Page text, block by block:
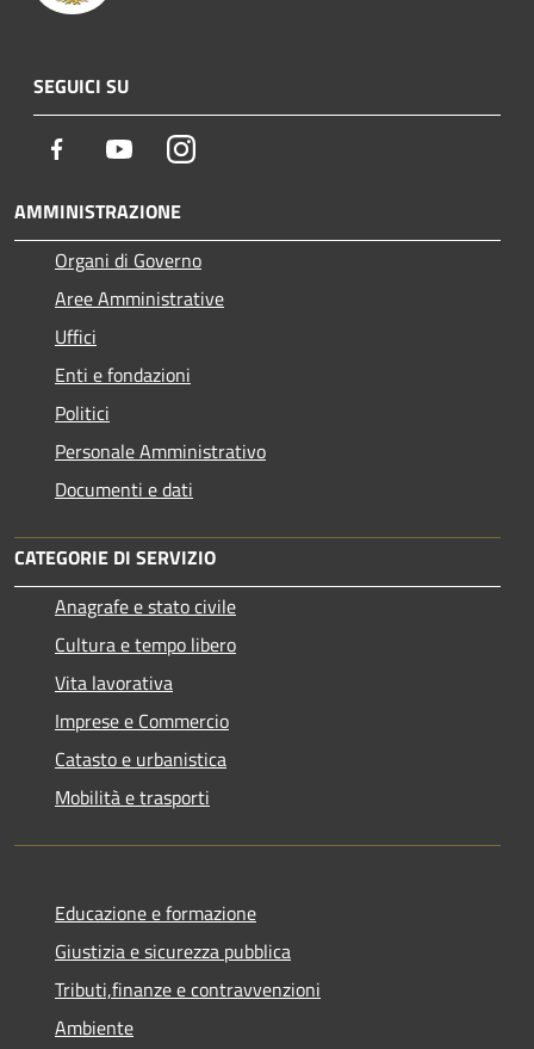
SEGUICI SU
Facebook YoutubeInstagram
AMMINISTRAZIONE
Organi di Governo
Aree Amministrative
Uffici
Enti e fondazioni
Politici
Personale Amministrativo
Documenti e dati
CATEGORIE DI SERVIZIO
Anagrafe e stato civile
Cultura e tempo libero
Vita lavorativa
Imprese e Commercio
Catasto e urbanistica
Mobilità e trasporti
Educazione e formazione
Giustizia e sicurezza pubblica
Tributi,finanze e contravvenzioni
Ambiente